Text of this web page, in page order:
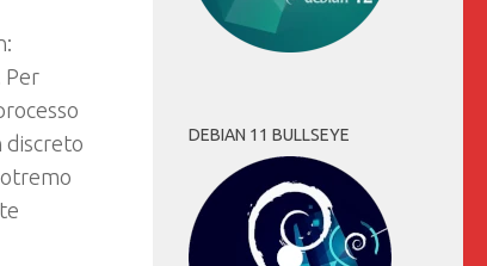
Per
discreto
DEBIAN 11 BULLSEYE